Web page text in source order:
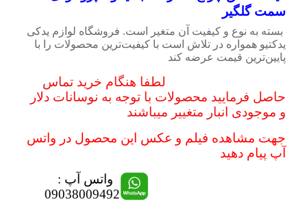
سمت گلگیر
بسته به نوع و کیفیت آن متغیر است. فروشگاه لوازم یدکی
یدکتیو همواره در تلاش است با کیفیت‌ترین محصولات را با
پایین‌ترین قیمت عرضه کند
لطفا هنگام خرید تماس
حاصل فرمایید محصولات با توجه به نوسانات دلار
و موجودی انبار متغییر میباشند
جهت مشاهده فیلم و عکس این محصول در واتس
آپ پیام دهید
واتس آپ :
09038009492